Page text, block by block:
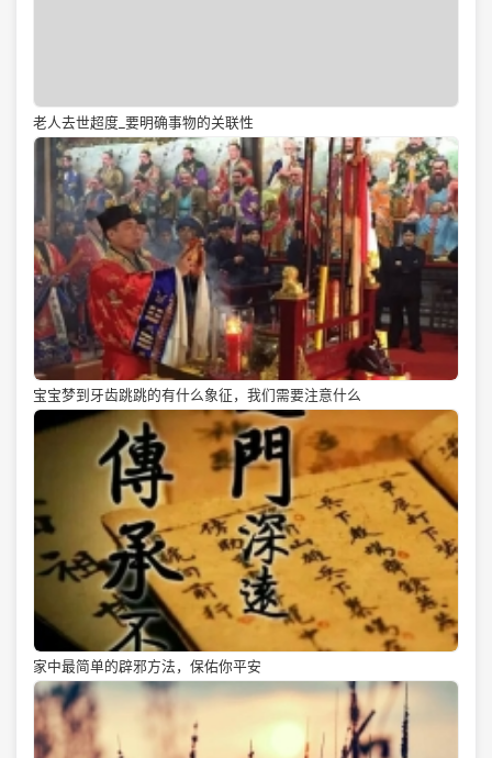
老人去世超度_要明确事物的关联性
宝宝梦到牙齿跳跳的有什么象征，我们需要注意什么
家中最简单的辟邪方法，保佑你平安